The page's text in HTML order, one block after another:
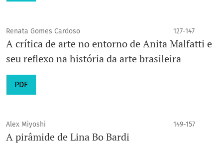
Renata Gomes Cardoso 127-147
A crítica de arte no entorno de Anita Malfatti e
seu reflexo na história da arte brasileira
PDF
Alex Miyoshi 149-157
A pirâmide de Lina Bo Bardi